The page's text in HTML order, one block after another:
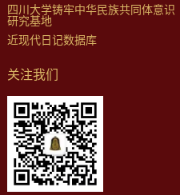
四川大学铸牢中华民族共同体意识
研究基地
近现代日记数据库
关注我们